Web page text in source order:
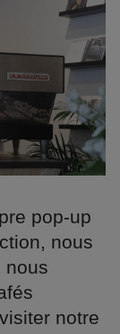
pop-up
nous
nous
notre